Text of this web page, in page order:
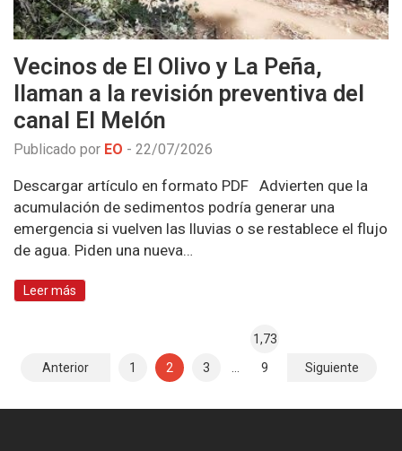
Vecinos de El Olivo y La Peña,
llaman a la revisión preventiva del
canal El Melón
Publicado por EO - 22/07/2026
Descargar artículo en formato PDF Advierten que la
acumulación de sedimentos podría generar una
emergencia si vuelven las lluvias o se restablece el flujo
de agua. Piden una nueva…
Leer más
Anterior 1 2 3
1,73
9
Siguiente